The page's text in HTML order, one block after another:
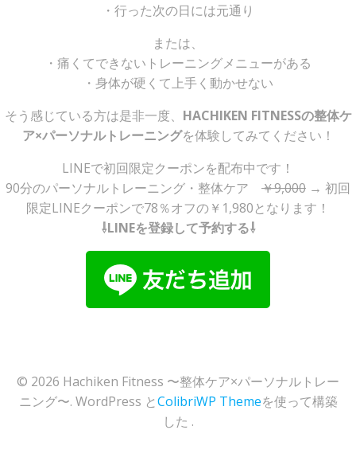
・行った次の日には元通り
または、
・痛くてできないトレーニングメニューがある
・身体が硬くて上手く動かせない
そう感じている方は是非一度、 HACHIKEN FITNESSの整体ケ
ア×パーソナルトレーニングを体験してみてください！
LINEで初回限定クーポンを配布中です！
90分のパーソナルトレーニング・整体ケア ￥9,000 → 初回
限定LINEクーポンで78％オフの￥1,980となります！
⇩LINEを登録して予約する⇩
© 2026 Hachiken Fitness 〜整体ケア×パーソナルトレー
ニング〜. WordPress とColibriWP Themeを使って構築
した .